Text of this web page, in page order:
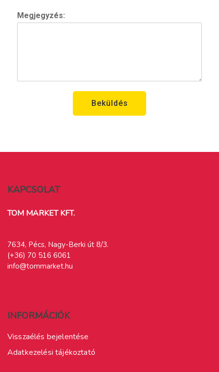
Megjegyzés:
Beküldés
KAPCSOLAT
TOM MARKET KFT.
7634, Pécs, Nagy-Berki út 8/3.
(+36) 70 516 6061
info@tommarket.hu
INFORMÁCIÓK
Visszaélés bejelentése
Adatkezelési tájékoztató